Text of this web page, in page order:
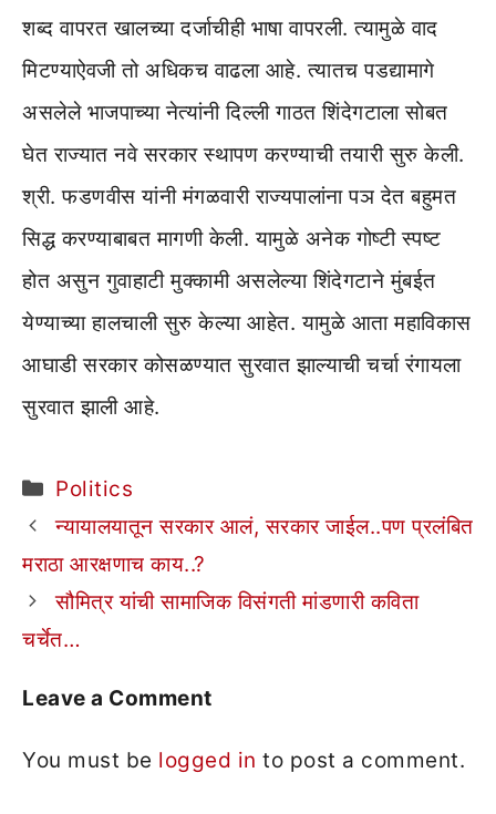
शब्द वापरत खालच्या दर्जाचीही भाषा वापरली. त्यामुळे वाद
मिटण्याऐवजी तो अधिकच वाढला आहे. त्यातच पडद्यामागे
असलेले भाजपाच्या नेत्यांनी दिल्ली गाठत शिंदेगटाला सोबत
घेत राज्यात नवे सरकार स्थापण करण्याची तयारी सुरु केली.
श्री. फडणवीस यांनी मंगळवारी राज्यपालांना पञ देत बहुमत
सिद्ध करण्याबाबत मागणी केली. यामुळे अनेक गोष्टी स्पष्ट
होत असुन गुवाहाटी मुक्कामी असलेल्या शिंदेगटाने मुंबईत
येण्याच्या हालचाली सुरु केल्या आहेत. यामुळे आता महाविकास
आघाडी सरकार कोसळण्यात सुरवात झाल्याची चर्चा रंगायला
सुरवात झाली आहे.
Categories
Politics
न्यायालयातून सरकार आलं, सरकार जाईल..पण प्रलंबित
मराठा आरक्षणाच काय..?
सौमित्र यांची सामाजिक विसंगती मांडणारी कविता
चर्चेत…
Leave a Comment
You must be logged in to post a comment.